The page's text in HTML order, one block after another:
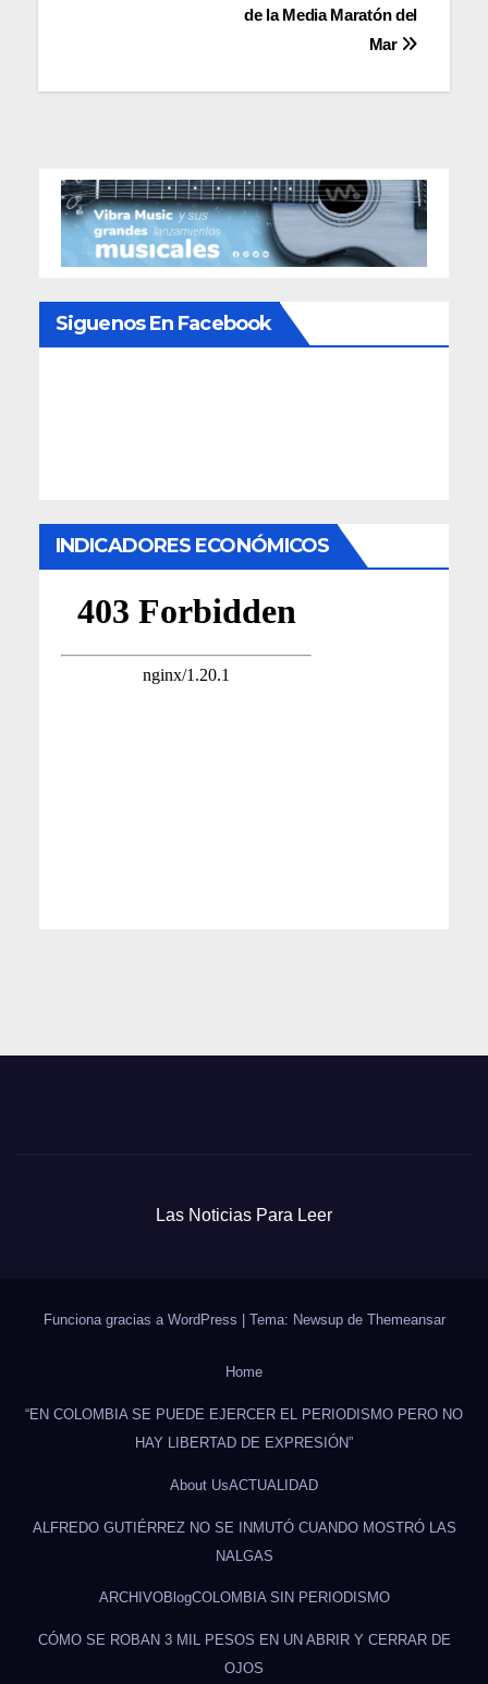
de la Media Maratón del
Mar
Siguenos En Facebook
INDICADORES ECONÓMICOS
Las Noticias Para Leer
Funciona gracias a WordPress Tema: Newsup de Themeansar
Home
“EN COLOMBIA SE PUEDE EJERCER EL PERIODISMO PERO NO
HAY LIBERTAD DE EXPRESIÓN”
About UsACTUALIDAD
ALFREDO GUTIÉRREZ NO SE INMUTÓ CUANDO MOSTRÓ LAS
NALGAS
ARCHIVOBlogCOLOMBIA SIN PERIODISMO
CÓMO SE ROBAN 3 MIL PESOS EN UN ABRIR Y CERRAR DE
OJOS